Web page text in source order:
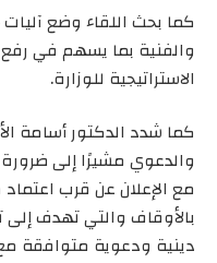
كما بحث اللقاء وضع آليات
والفنية بما يسهم في
الاستراتيجية للوزارة.
كما شدد الدكتور أسامة
والدعوي مشيرًا إلى ضرورة
مع الإعلان عن قرب
بالأوقاف والتي تهدف
دينية ودعوية متوافقة